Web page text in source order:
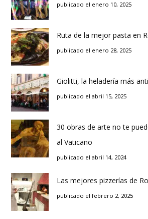
publicado el enero 10, 2025
Ruta de la mejor pasta en
publicado el enero 28, 2025
Giolitti, la heladería más
publicado el abril 15, 2025
30 obras de arte no te
al Vaticano
publicado el abril 14, 2024
Las mejores pizzerías de
publicado el febrero 2, 2025